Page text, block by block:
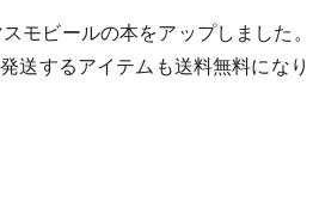
モビールの本をアップしました。
送するアイテムも送料無料になり